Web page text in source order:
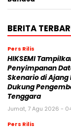
BERITA
Pers Rilis
HIKSEMI
Penyimpanan
Skenario di Ajang
Dukung
Tenggara
Jumat, 7 Agu 2026 -
Pers Rilis